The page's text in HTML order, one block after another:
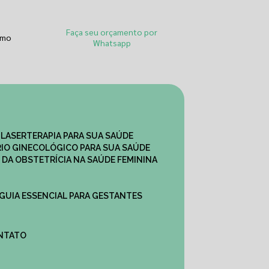
Faça seu orçamento por
Whatsapp
PARA SUA SAÚDE
GINECOLÓGICO PARA SUA SAÚDE
DA OBSTETRÍCIA NA SAÚDE FEMININA
ESSENCIAL PARA GESTANTES